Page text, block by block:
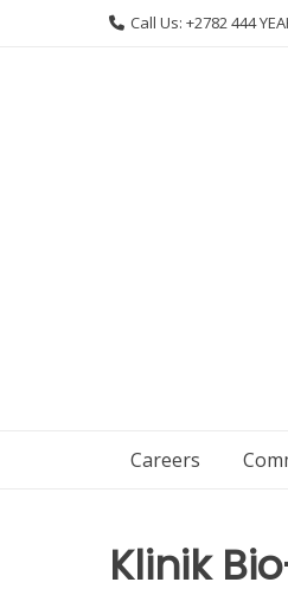
Call Us: +2782 444
Careers
Klinik